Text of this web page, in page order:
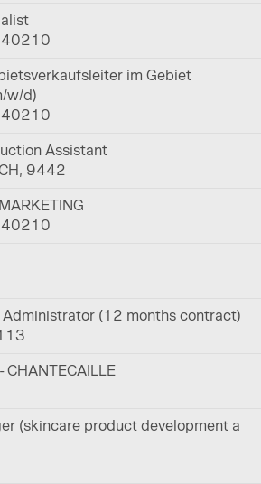
40210
im Gebiet
w/d)
40210
Assistant
9442
40210
(12 months contract)
(skincare product development a